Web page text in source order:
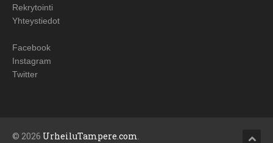
Rekrytointi
Yhteystiedot
Facebook
Instagram
Twitter
© 2026 UrheiluTampere.com.